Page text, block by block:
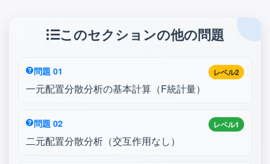
このセクションの他の問題
レベル2
問題 01
一元配置分散分析の基本計算（F統計量）
レベル1
問題 02
二元配置分散分析（交互作用なし）